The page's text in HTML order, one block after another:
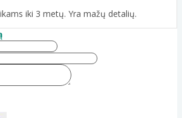
iki 3 metų. Yra mažų detalių.